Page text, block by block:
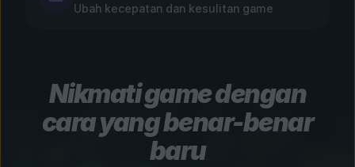
Ubah kecepatan dan kesulitan game
Nikmati game dengan
cara yang benar-benar
baru